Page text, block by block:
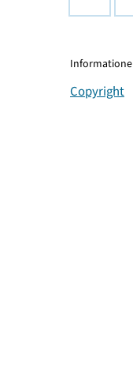
Copyright